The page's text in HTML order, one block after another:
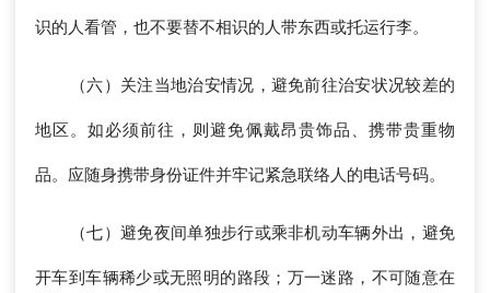
识的人看管，也不要替不相识的人带东西或托运行李。
（六）关注当地治安情况，避免前往治安状况较差的
地区。如必须前往，则避免佩戴昂贵饰品、携带贵重物
品。应随身携带身份证件并牢记紧急联络人的电话号码。
（七）避免夜间单独步行或乘非机动车辆外出，避免
开车到车辆稀少或无照明的路段；万一迷路，不可随意在